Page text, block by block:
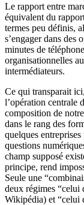
Le rapport entre
équivalent du
termes peu définis,
s’engager dans des
minutes de
organisationnelles
intermédiateurs.
Ce qui transparait
l’opération centrale
composition de
dans le rang des
quelques
questions
champ supposé
principe, rend
Seule une
deux régimes “celui
Wikipédia) et “celui